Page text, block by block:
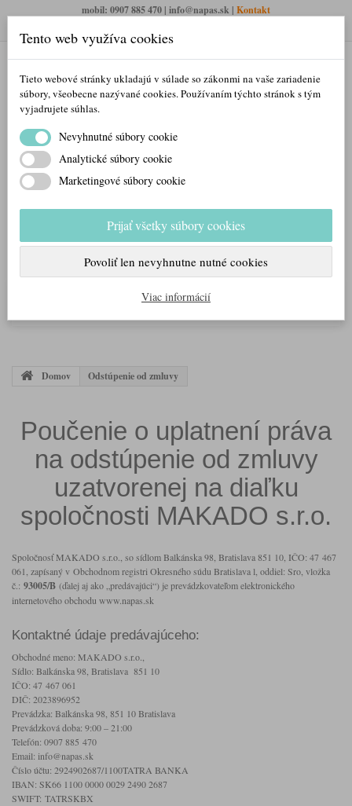
mobil: 0907 885 470 | info@napas.sk | Kontakt
Prihlásiť/Registrovať sa
Váš košík
0 produktov
KATEGÓRIE
Domov Odstúpenie od zmluvy
Poučenie o uplatnení práva
na odstúpenie od zmluvy
uzatvorenej na diaľku
spoločnosti MAKADO s.r.o.
Spoločnosť MAKADO s.r.o., so sídlom Balkánska 98, Bratislava 851 10, IČO: 47 467
061, zapísaný v Obchodnom registri Okresného súdu Bratislava l, oddiel: Sro, vložka
č.: 93005/B (ďalej aj ako „predávajúci“) je prevádzkovateľom elektronického
internetového obchodu www.napas.sk
Kontaktné údaje predávajúceho:
Obchodné meno: MAKADO s.r.o.,
Sídlo: Balkánska 98, Bratislava 851 10
IČO: 47 467 061
DIČ: 2023896952
Prevádzka: Balkánska 98, 851 10 Bratislava
Prevádzková doba: 9:00 – 21:00
Telefón: 0907 885 470
Email: info@napas.sk
Číslo účtu: 2924902687/1100TATRA BANKA
IBAN: SK66 1100 0000 0029 2490 2687
SWIFT: TATRSKBX
Tento web využíva cookies
Tieto webové stránky ukladajú v súlade so zákonmi na vaše zariadenie
súbory, všeobecne nazývané cookies. Používaním týchto stránok s tým
vyjadrujete súhlas.
Nevyhnutné súbory cookie
Analytické súbory cookie
Marketingové súbory cookie
Prijať všetky súbory cookies
Povoliť len nevyhnutne nutné cookies
Viac informácií